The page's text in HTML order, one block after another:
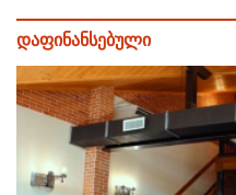
დაფინანსებული